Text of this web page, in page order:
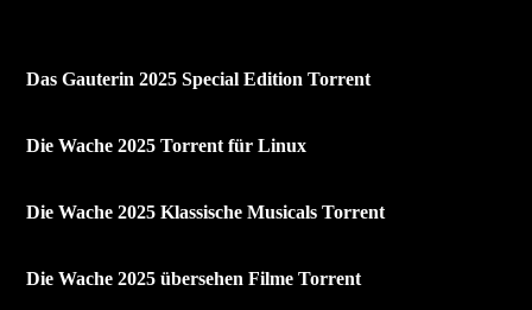
Das Gauterin 2025 Special Edition Torrent
Die Wache 2025 Torrent für Linux
Die Wache 2025 Klassische Musicals Torrent
Die Wache 2025 übersehen Filme Torrent